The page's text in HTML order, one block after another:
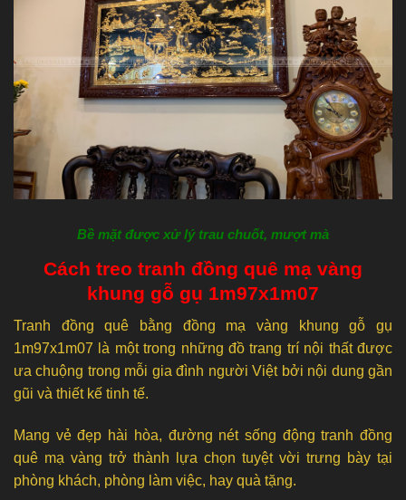
Bề mặt được xử lý trau chuốt, mượt mà
Cách treo tranh đồng quê mạ vàng
khung gỗ gụ 1m97x1m07
Tranh đồng quê bằng đồng mạ vàng khung gỗ gụ
1m97x1m07 là một trong những đồ trang trí nội thất được
ưa chuộng trong mỗi gia đình người Việt bởi nội dung gần
gũi và thiết kế tinh tế.
Mang vẻ đẹp hài hòa, đường nét sống động tranh đồng
quê mạ vàng trở thành lựa chọn tuyệt vời trưng bày tại
phòng khách, phòng làm việc, hay quà tặng.